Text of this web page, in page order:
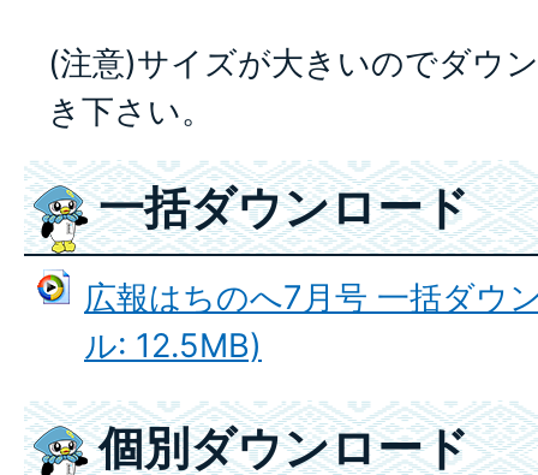
(注意)サイズが大きいのでダウ
き下さい。
一括ダウンロード
広報はちのへ7月号 一括ダウ
ル: 12.5MB)
個別ダウンロード